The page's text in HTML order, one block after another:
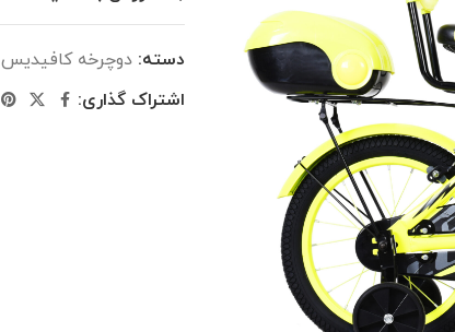
دسته: دوچرخه کافیدیس
اشتراک گذاری: